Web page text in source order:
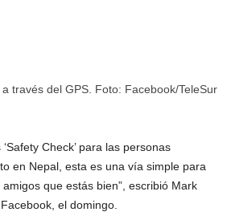
través del GPS. Foto: Facebook/TeleSur
Check’ para las personas
en Nepal, esta es una vía simple para
que estás bien”, escribió Mark
el domingo.